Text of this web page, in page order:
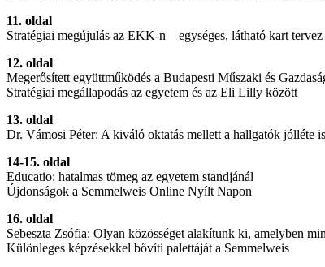
11. oldal
Stratégiai megújulás az EKK-n – egységes, látható kart
12. oldal
Megerősített együttműködés a Budapesti Műszaki és
Stratégiai megállapodás az egyetem és az Eli Lilly között
13. oldal
Dr. Vámosi Péter: A kiváló oktatás mellett a hallgatók jólléte
14-15. oldal
Educatio: hatalmas tömeg az egyetem standjánál
Újdonságok a Semmelweis Online Nyílt Napon
16. oldal
Sebeszta Zsófia: Olyan közösséget alakítunk ki, amelyben
Különleges képzésekkel bővíti palettáját a Semmelweis